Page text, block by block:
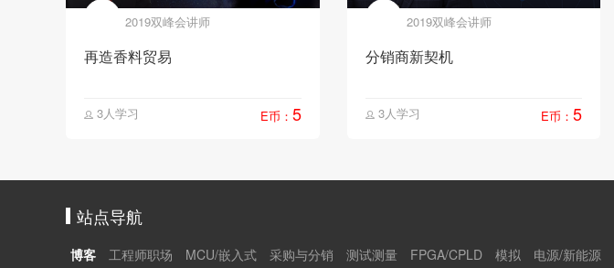
2019双峰会讲师
再造香料贸易
 3人学习 E币： 5
2019双峰会讲师
分销商新契机
 3人学习 E币： 5
站点导航
博客 工程师职场 MCU/嵌入式 采购与分销 测试测量 FPGA/CPLD 模拟 电源/新能源